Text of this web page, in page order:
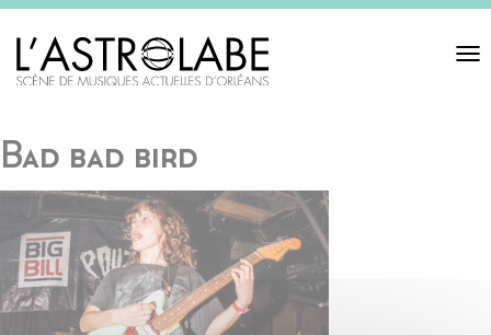
Toggle
Bad bad bird